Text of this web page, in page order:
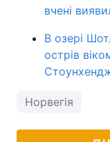
вчені
В озері
острів
Норвегія